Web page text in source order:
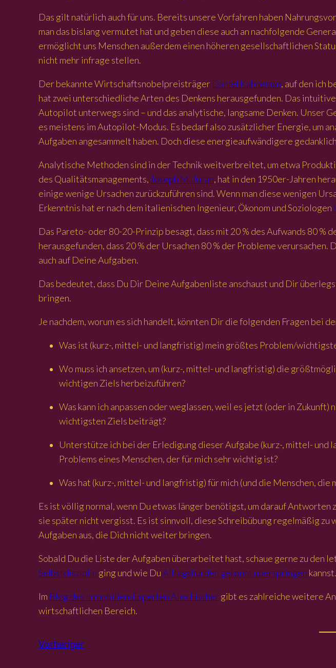
Das gilt natürlich auch für uns. Bereits unsere Vorfahren haben
man das bislang vermutet hat und geben diese auch an nachfolgende
ermöglicht uns Menschen außerdem einen höheren gesellschaftlichen
nicht mehr infrage stellen.
Der bekannte Wirtschaftsnobelpreisträger Daniel Kahneman, auf den ich
hat zwei unterschiedliche Arten des Denkens herausgefunden. Das
Autopilot unterwegs sind – und das analytische, langsame Denken. Unser
es meistens im Autopilot-Modus. Es bedarf also zusätzlicher Energie, um
Aufgaben angesammelt haben. Doch diese energieaufwändigere
Analytische Methoden sind in der Technik weitverbreitet, um etwa
des Qualitätsmanagements, Joseph M. Juran, hat in den 1950er-Jahren
einige wenige Ursachen zurückzuführen sind. Wenn man diese wenigen
Erkenntnis hat er nach dem italienischen Ingenieur, Ökonom und Soziologen
Das Pareto- oder 80-20-Prinzip besagt, dass mit 20 % des Aufwands 80 %
herausgefunden, dass 20 % der Ursachen 80 % der Probleme
auch auf Deine Aufgaben.
Das bedeutet, dass Du Dir Deine Aufgabenliste anschaust und Dir
bringen.
Je nachdem, worum es sich handelt, könnten Dir die folgenden Fragen bei
Was ist (kurz-, mittel- und langfristig) mein größtes Problem/
Wo muss ich ansetzen, um (kurz-, mittel- und langfristig) die
wichtigen Ziels herbeizuführen?
Was kann ich anpassen oder weglassen, weil es jetzt (oder in
wichtigsten Ziels beiträgt?
Unterstütze ich bei der Erledigung dieser Aufgabe (kurz-, mittel-
Problems eines Menschen, der für mich sehr wichtig ist?
Was hat (kurz-, mittel- und langfristig) für mich (und die Menschen,
Es ist völlig normal, wenn Du etwas länger benötigst, um darauf
sie später nicht vergisst. Es ist sinnvoll, diese Schreibübung regelmäßig
Aufgaben aus, die Dich nicht weiter bringen.
Sobald Du die Liste der Aufgaben überarbeitet hast, schaue gerne zu den
Selbstdisziplin ging und wie DuAlltagshürden gekonnt überspringen
Im Blog des Immobilien-Experten Alex Fischergibt es zahlreiche weitere
wirtschaftlichen Bereich.
Vorheriger